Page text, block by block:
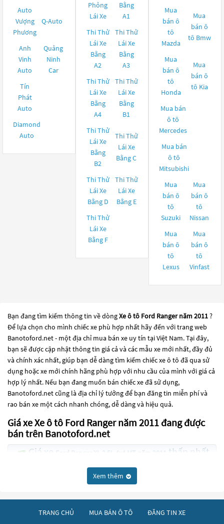
Auto
Vượng
Phương
Q-Auto
Anh
Vinh
Auto
Quảng
Ninh
Car
Tín
Phát
Auto
Diamond
Auto
Phỏng
Lái Xe
Bằng
A1
Thi Thử
Lái Xe
Bằng
A2
Thi Thử
Lái Xe
Bằng
A3
Thi Thử
Lái Xe
Bằng
A4
Thi Thử
Lái Xe
Bằng
B1
Thi Thử
Lái Xe
Bằng
B2
Thi Thử
Lái Xe
Bằng C
Thi Thử
Lái Xe
Bằng D
Thi Thử
Lái Xe
Bằng E
Thi Thử
Lái Xe
Bằng F
Mua
bán ô
tô
Mazda
Mua
bán ô
tô Bmw
Mua
bán ô
tô
Honda
Mua
bán ô
tô Kia
Mua bán
ô tô
Mercedes
Mua bán
ô tô
Mitsubishi
Mua
bán ô
tô
Suzuki
Mua
bán ô
tô
Nissan
Mua
bán ô
tô
Lexus
Mua
bán ô
tô
Vinfast
Bạn đang tìm kiếm thông tin về dòngXe ô tô Ford Ranger năm 2011?
Để lựa chọn cho mình chiếc xe phù hợp nhất hãy đến với trang web
Banotoford.net - một địa chỉ mua bán xe uy tín tại Việt Nam. Tại đây,
bạn sẽ được cập nhật thông tin giá cả và các mẫu xe mới nhất, đầy đủ
và chính xác nhất, giúp bạn dễ dàng tìm kiếm chiếc xe ô tô đã qua sử
dụng hoặc xe mới chính hãng phù hợp với nhu cầu của mình với giá cả
hợp lý nhất. Nếu bạn đang muốn bán chiếc xe đã sử dụng,
Banotoford.net cũng là địa chỉ lý tưởng để bạn đăng tin miễn phí và
rao bán xe một cách nhanh chóng, dễ dàng và hiệu quả.
Giá xe Xe ô tô Ford Ranger năm 2011 đang được
bán trên Banotoford.net
Giá xe Ford Ranger XL 2.5L 4x4 MT năm 2011 thấp nhất
Xe ô tô Ford Ranger năm 2011
đang trở thành một lựa chọn
thành sự lựa chọn phổ biến. Các dòngXe ô tô Ford Ranger năm 2011
Xem thêm
TRANG CHỦ MUA BÁN Ô TÔ ĐĂNG TIN XE